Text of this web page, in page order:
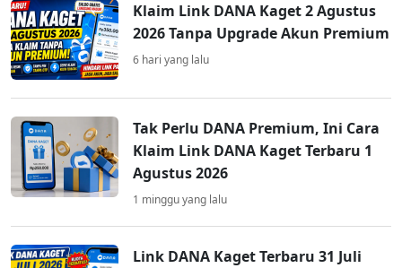
Klaim Link DANA Kaget 2 Agustus
2026 Tanpa Upgrade Akun Premium
6 hari yang lalu
Tak Perlu DANA Premium, Ini Cara
Klaim Link DANA Kaget Terbaru 1
Agustus 2026
1 minggu yang lalu
Link DANA Kaget Terbaru 31 Juli